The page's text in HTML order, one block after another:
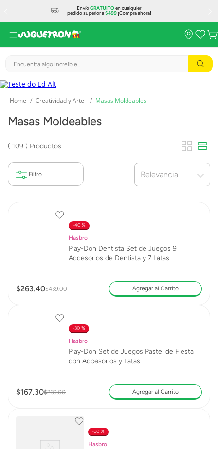
EnvíoGRATUITOen cualquier
pedido superior a$499¡Compra ahora!
Encuentra algo increíble...
Creatividad y Arte Masas Moldeables
Masas Moldeables
109 Productos
Relevancia
40 %
Hasbro
Play-Doh Dentista Set de Juegos 9
Accesorios de Dentista y 7 Latas
$263.40$439.00 Agregar al Carrito
30 %
Hasbro
Play-Doh Set de Juegos Pastel de Fiesta
con Accesorios y Latas
$167.30$239.00 Agregar al Carrito
30 %
Hasbro